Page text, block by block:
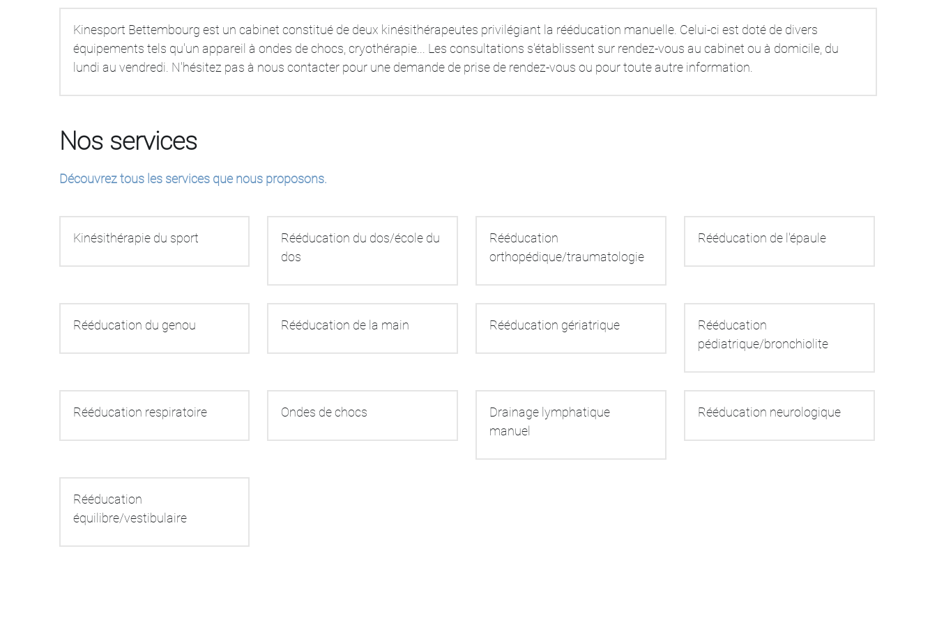
Kinesport Bettembourg est un cabinet constitué de deux kinésithérapeutes privilégiant la rééducation manuelle. Celui-ci est doté de divers
équipements tels qu'un appareil à ondes de chocs, cryothérapie... Les consultations s'établissent sur rendez-vous au cabinet ou à domicile, du
lundi au vendredi. N'hésitez pas à nous contacter pour une demande de prise de rendez-vous ou pour toute autre information.
Nos services
Découvrez tous les services que nous proposons.
Kinésithérapie du sport
Rééducation du dos/école du
dos
Rééducation
orthopédique/traumatologie
Rééducation de l'épaule
Rééducation du genou Rééducation de la main Rééducation gériatrique
Rééducation
pédiatrique/bronchiolite
Rééducation respiratoire Ondes de chocs
Drainage lymphatique
manuel
Rééducation neurologique
Rééducation
équilibre/vestibulaire